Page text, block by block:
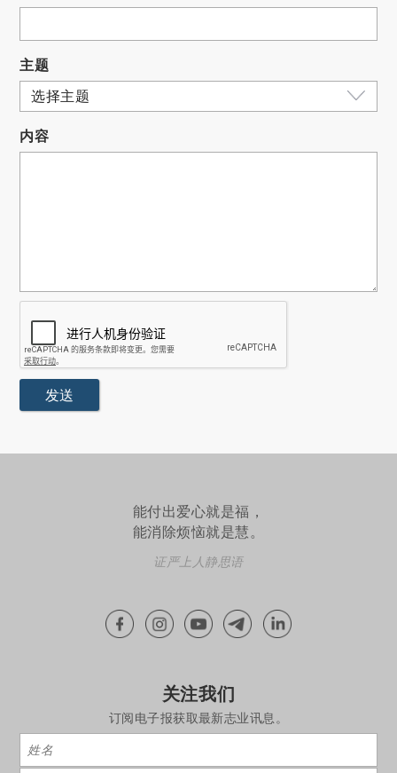
主题
内容
能付出爱心就是福，
能消除烦恼就是慧。
证严上人静思语
关注我们
订阅电子报获取最新志业讯息。